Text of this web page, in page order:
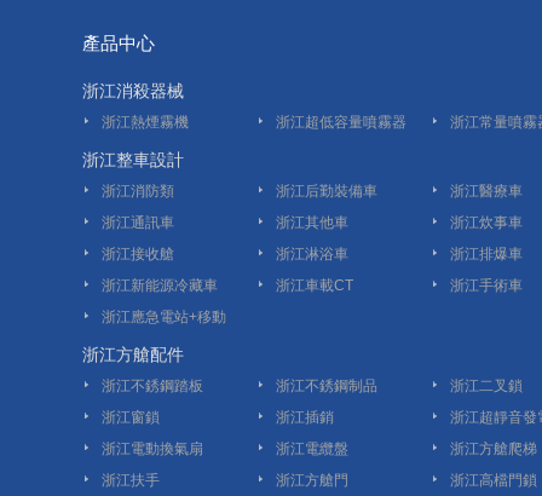
產品中心
浙江消殺器械
浙江熱煙霧機 浙江超低容量噴霧器 浙江常量噴霧
浙江整車設計
浙江消防類 浙江后勤裝備車
浙江醫療車
浙江通訊車
浙江其他車
浙江炊事車
浙江接收艙
浙江淋浴車
浙江排爆車
浙江新能源冷藏車
浙江車載CT
浙江手術車
浙江應急電站+移動
裝置
浙江方艙配件
浙江不銹鋼踏板 浙江不銹鋼制品
浙江二叉鎖
浙江窗鎖
浙江插銷
浙江超靜音發
浙江電動換氣扇
浙江電纜盤
浙江方艙爬梯
浙江扶手
浙江方艙門
浙江高檔門鎖